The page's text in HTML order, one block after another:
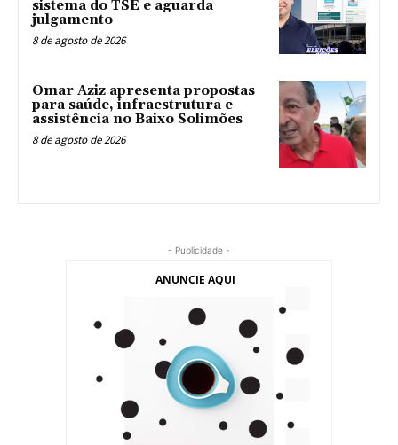
sistema do TSE e aguarda
julgamento
8 de agosto de 2026
Omar Aziz apresenta propostas
para saúde, infraestrutura e
assistência no Baixo Solimões
8 de agosto de 2026
- Publicidade -